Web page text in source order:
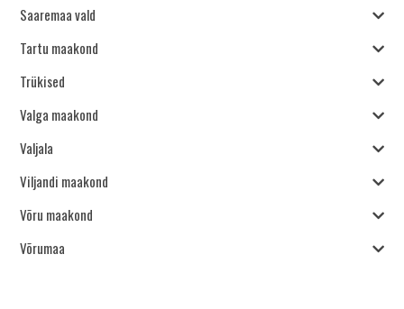
Saaremaa vald
Tartu maakond
Trükised
Valga maakond
Valjala
Viljandi maakond
Võru maakond
Võrumaa